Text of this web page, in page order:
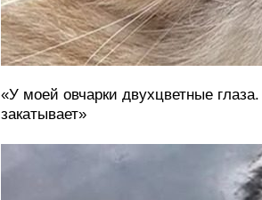
«У моей овчарки двухцветные
закатывает»